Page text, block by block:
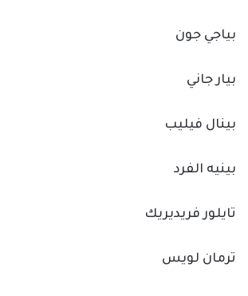
بياجي جون
بيار جاني
بينال فيليب
بينيه الفرد
تايلور فريديريك
ترمان لويس